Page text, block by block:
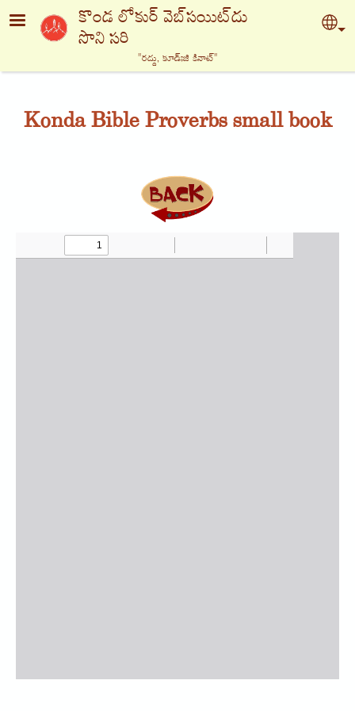
Skip to main contentకొండ లోకుర్ వెబ్‍సయిట్‍దు
సొని సరి
"రద్దు, కూడ్ఃజి కినాట్‍"
Konda Bible Proverbs small book